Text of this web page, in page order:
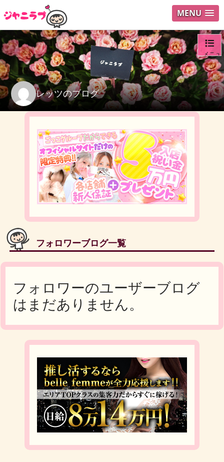
MENU
レッツのブログ
メニュ
ログイ
フォロワーブログ一覧
フォロワーのユーザーブログ
はまだありません。